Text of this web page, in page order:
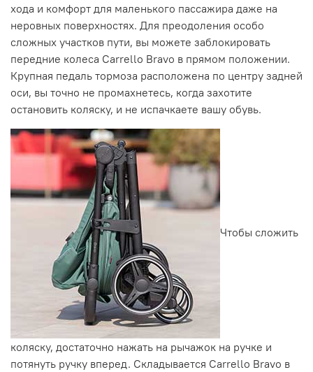
хода и комфорт для маленького пассажира даже на
неровных поверхностях. Для преодоления особо
сложных участков пути, вы можете заблокировать
передние колеса Carrello Bravo в прямом положении.
Крупная педаль тормоза расположена по центру задней
оси, вы точно не промахнетесь, когда захотите
остановить коляску, и не испачкаете вашу обувь.
Чтобы сложить
коляску, достаточно нажать на рычажок на ручке и
потянуть ручку вперед. Складывается Carrello Bravo в